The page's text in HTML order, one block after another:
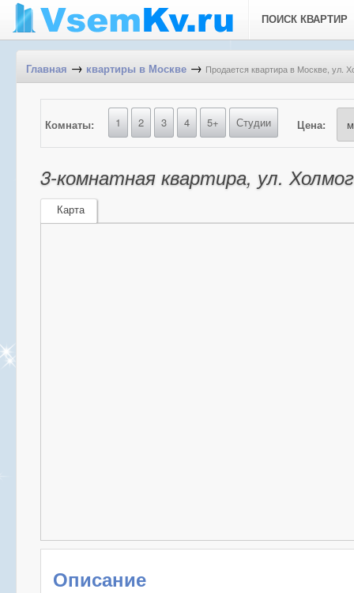
ПОИСК КВАРТИР
Главная → квартиры в Москве → Продается квартира в Москве, ул.
Комнаты: 1 2 3 4 5+ Студии Цена:
3-комнатная квартира, ул.
Карта
Описание